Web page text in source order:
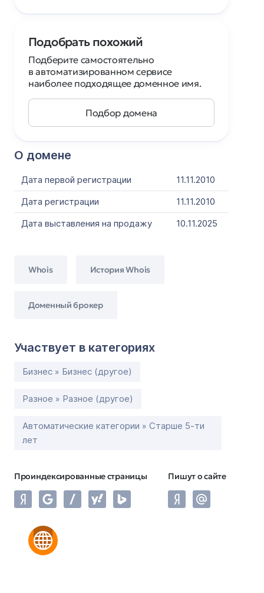
О домене
Дата первой регистрации
11.11.2010
Дата регистрации
11.11.2010
Дата выставления на продажу
10.11.2025
Whois История Whois
Доменный брокер
Участвует в категориях
Бизнес » Бизнес (другое)
Разное » Разное (другое)
Автоматические категории » Старше 5-ти
лет
Проиндексированные страницы Пишут о сайте
Подобрать похожий
Подберите самостоятельно
в автоматизированном сервисе
наиболее подходящее доменное имя.
Подбор домена